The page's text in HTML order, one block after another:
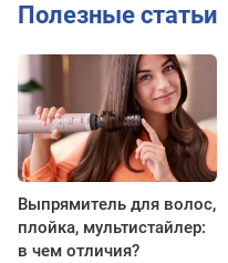
Полезные статьи
Выпрямитель для волос,
плойка, мультистайлер:
в чем отличия?